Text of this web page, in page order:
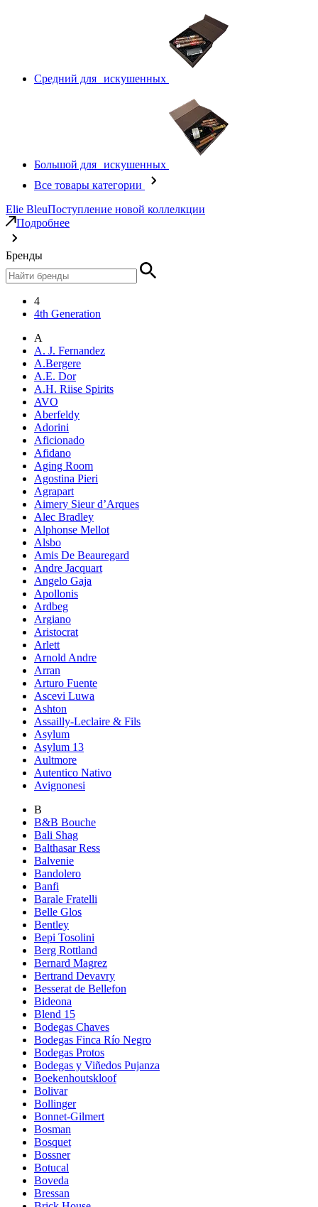
Средний для искушенных
Большой для искушенных
Все товары категории
Elie BleuПоступление новой коллелкции
Подробнее
Бренды
4
4th Generation
A
A. J. Fernandez
A.Bergere
A.E. Dor
A.H. Riise Spirits
AVO
Aberfeldy
Adorini
Aficionado
Afidano
Aging Room
Agostina Pieri
Agrapart
Aimery Sieur d’Arques
Alec Bradley
Alphonse Mellot
Alsbo
Amis De Beauregard
Andre Jacquart
Angelo Gaja
Apollonis
Ardbeg
Argiano
Aristocrat
Arlett
Arnold Andre
Arran
Arturo Fuente
Ascevi Luwa
Ashton
Assailly-Leclaire & Fils
Asylum
Asylum 13
Aultmore
Autentico Nativo
Avignonesi
B
B&B Bouche
Bali Shag
Balthasar Ress
Balvenie
Bandolero
Banfi
Barale Fratelli
Belle Glos
Bentley
Bepi Tosolini
Berg Rottland
Bernard Magrez
Bertrand Devavry
Besserat de Bellefon
Bideona
Blend 15
Bodegas Chaves
Bodegas Finca Río Negro
Bodegas Protos
Bodegas y Viñedos Pujanza
Boekenhoutskloof
Bolivar
Bollinger
Bonnet-Gilmert
Bosman
Bosquet
Bossner
Botucal
Boveda
Bressan